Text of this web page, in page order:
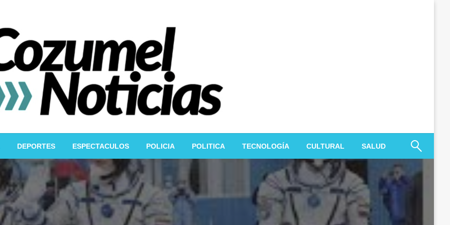
DEPORTES ESPECTACULOS POLICIA POLITICA TECNOLOGÍA CULTURAL SALUD